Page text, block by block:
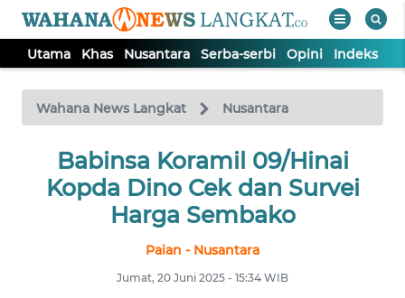
Utama Khas Nusantara Serba-serbi Opini Indeks
Wahana News Langkat Nusantara
Babinsa Koramil 09/Hinai
Kopda Dino Cek dan Survei
Harga Sembako
Paian - Nusantara
Jumat, 20 Juni 2025 - 15:34 WIB
TV
Tutup
UTAMA